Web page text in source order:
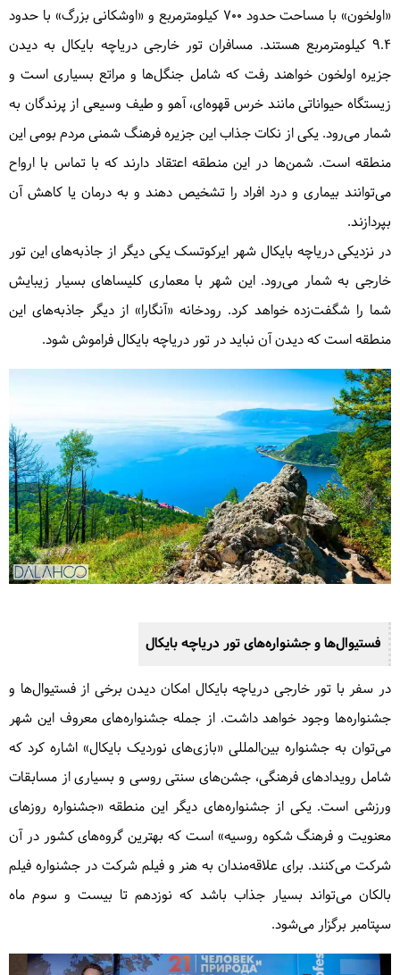
«اولخون» با مساحت حدود ۷۰۰ کیلومترمربع و «اوشکانی بزرگ» با حدود
9.4 کیلومترمربع هستند. مسافران تور خارجی دریاچه بایکال به دیدن
جزیره اولخون خواهند رفت که شامل جنگل‌ها و مراتع بسیاری است و
زیستگاه حیواناتی مانند خرس قهوه‌ای، آهو و طیف وسیعی از پرندگان به
شمار می‌رود. یکی از نکات جذاب این جزیره فرهنگ شمنی مردم بومی این
منطقه است. شمن‌ها در این منطقه اعتقاد دارند که با تماس با ارواح
می‌توانند بیماری و درد افراد را تشخیص دهند و به درمان یا کاهش آن
بپردازند.
در نزدیکی دریاچه بایکال شهر ایرکوتسک یکی دیگر از جاذبه‌های این تور
خارجی به شمار می‌رود. این شهر با معماری کلیساهای بسیار زیبایش
شما را شگفت‌زده خواهد کرد. رودخانه «آنگارا» از دیگر جاذبه‌های این
منطقه است که دیدن آن نباید در تور دریاچه بایکال فراموش شود.
فستیوال‌ها و جشنواره‌های تور دریاچه بایکال
در سفر با تور خارجی دریاچه بایکال امکان دیدن برخی از فستیوال‌ها و
جشنواره‌ها وجود خواهد داشت. از جمله جشنواره‌های معروف این شهر
می‌توان به جشنواره بین‌المللی «بازی‌های نوردیک بایکال» اشاره کرد که
شامل رویدادهای فرهنگی، جشن‌های سنتی روسی و بسیاری از مسابقات
ورزشی است. یکی از جشنواره‌های دیگر این منطقه «جشنواره روزهای
معنویت و فرهنگ شکوه روسیه» است که بهترین گروه‌های کشور در آن
شرکت می‌کنند. برای علاقه‌مندان به هنر و فیلم شرکت در جشنواره فیلم
بالکان می‌تواند بسیار جذاب باشد که نوزدهم تا بیست و سوم ماه
سپتامبر برگزار می‌شود.